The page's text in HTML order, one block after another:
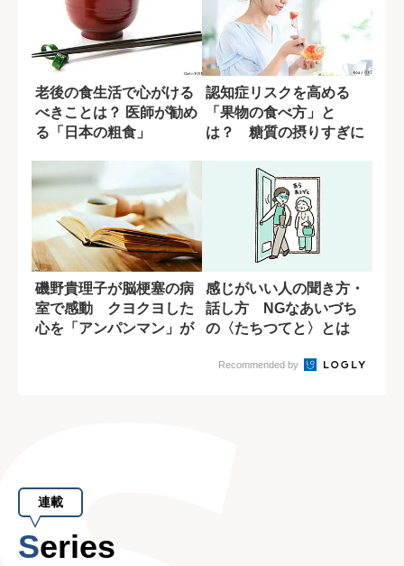
老後の食生活で心がける
べきことは？ 医師が勧め
る「日本の粗食」
認知症リスクを高める
「果物の食べ方」と
は？ 糖質の摂りすぎに
磯野貴理子が脳梗塞の病
室で感動 クヨクヨした
心を「アンパンマン」が
感じがいい人の聞き方・
話し方 NGなあいづち
の〈たちつてと〉とは
Recommended by
連載
Series